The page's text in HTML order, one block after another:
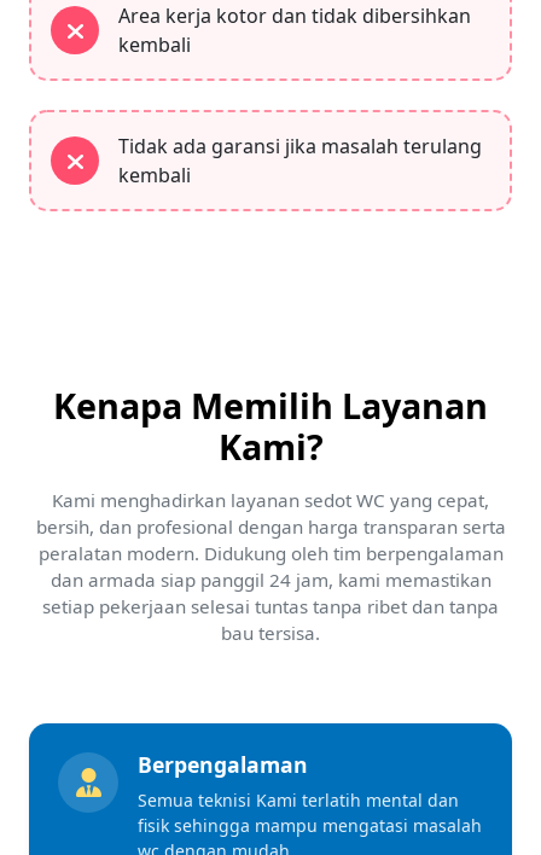
Area kerja kotor dan tidak dibersihkan
kembali
Tidak ada garansi jika masalah terulang
kembali
Kenapa Memilih Layanan
Kami?
Kami menghadirkan layanan sedot WC yang cepat,
bersih, dan profesional dengan harga transparan serta
peralatan modern. Didukung oleh tim berpengalaman
dan armada siap panggil 24 jam, kami memastikan
setiap pekerjaan selesai tuntas tanpa ribet dan tanpa
bau tersisa.
Berpengalaman
Semua teknisi Kami terlatih mental dan
fisik sehingga mampu mengatasi masalah